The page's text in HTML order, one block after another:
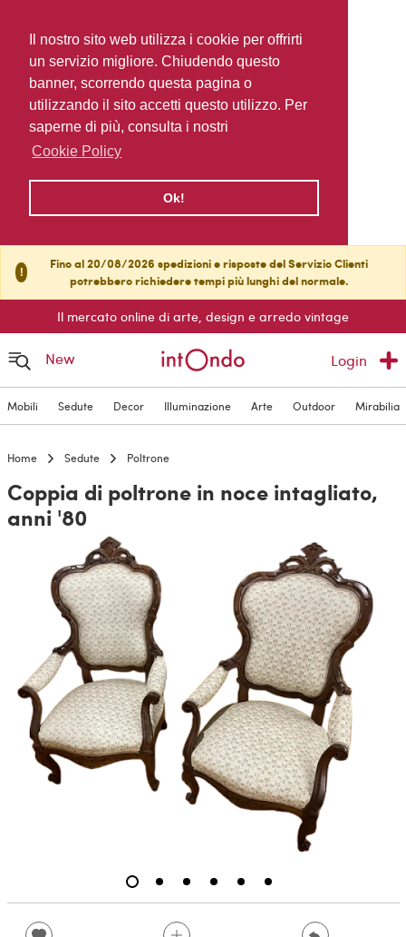
Il nostro sito web utilizza i cookie per offrirti
un servizio migliore. Chiudendo questo
banner, scorrendo questa pagina o
utilizzando il sito accetti questo utilizzo. Per
saperne di più, consulta i nostri
Cookie Policy
Ok!
!
Fino al 20/08/2026 spedizioni e risposte del Servizio Clienti
potrebbero richiedere tempi più lunghi del normale.
Il mercato online di arte, design e arredo vintage
New Login
Mobili Sedute Decor Illuminazione Arte Outdoor Mirabilia
Home Sedute Poltrone
Coppia di poltrone in noce intagliato,
anni '80